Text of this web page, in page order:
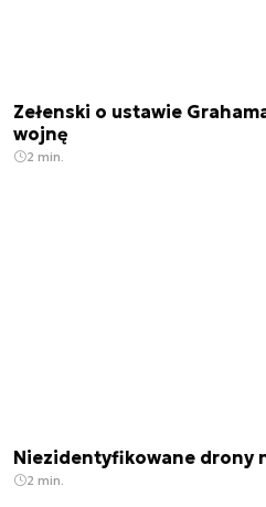
Zełenski o ustawie
wojnę
2 min.
Niezidentyfikowane drony
2 min.